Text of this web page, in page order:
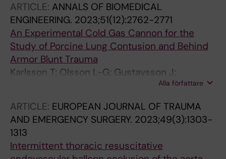
ARTICLE: ANNALS OF BIOMEDICAL
ENGINEERING. 2023;51(12):2762-2771
An Experimental Cold Gas Cannon for the
Study of Porcine Lung Contusion and Behind
Armor Blunt Trauma
Karlsson T; Olsson L-G; Gustavsson J;
Arborelius UP; Risling M; Guenther MAlla författare
ARTICLE: EUROPEAN JOURNAL OF TRAUMA
AND EMERGENCY SURGERY. 2023;49(3):1303-
1313
Intermittent thoracic resuscitative